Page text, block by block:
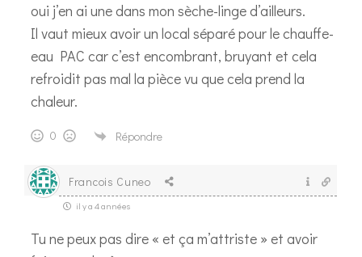
oui j’en ai une dans mon sèche-linge d’ailleurs.
Il vaut mieux avoir un local séparé pour le chauffe-
eau PAC car c’est encombrant, bruyant et cela
refroidit pas mal la pièce vu que cela prend la
chaleur.
0 Répondre
Francois Cuneo
il y a 4 années
Tu ne peux pas dire « et ça m’attriste » et avoir